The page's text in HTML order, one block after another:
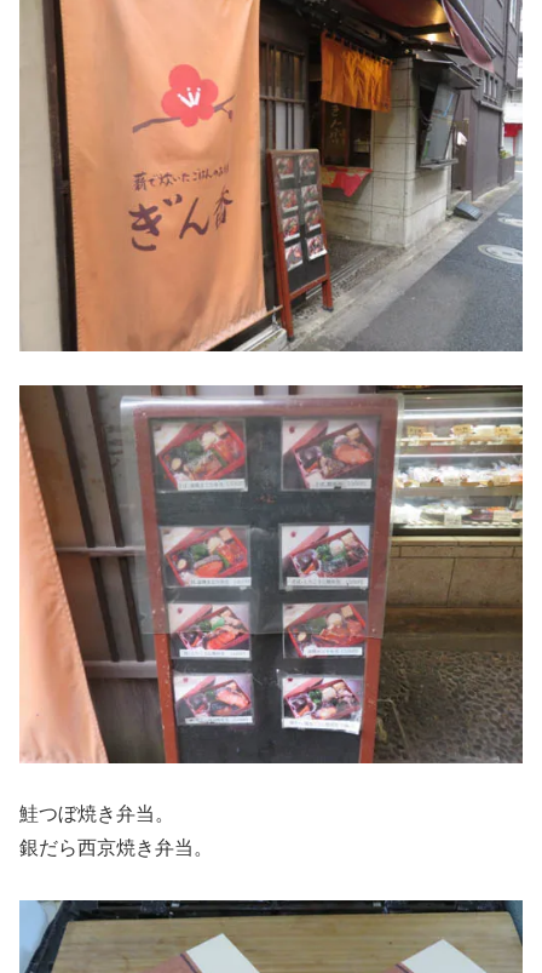
鮭つぼ焼き弁当。
銀だら西京焼き弁当。